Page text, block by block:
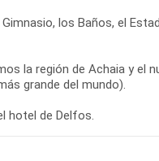
los Baños, el
la región de Achaia y el
grande del mundo).
hotel de Delfos.